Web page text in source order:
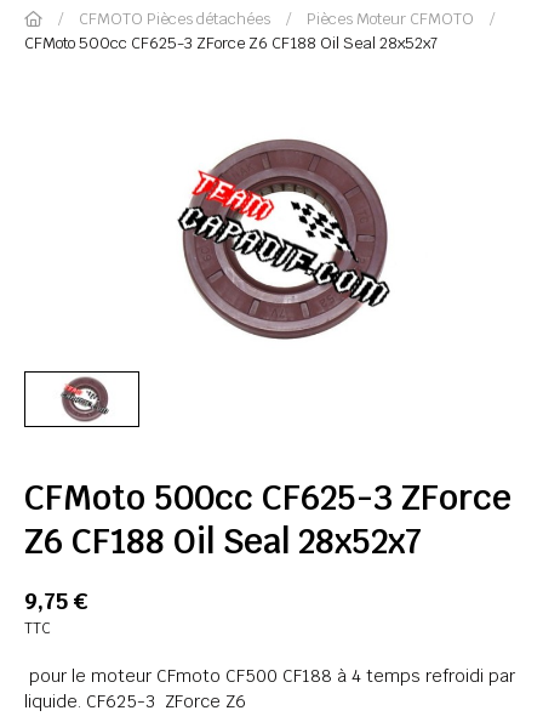
CFMOTO Pièces détachées
Pièces Moteur CFMOTO
CFMoto 500cc CF625-3 ZForce Z6 CF188 Oil Seal 28x52x7
CFMoto 500cc CF625-3 ZForce
Z6 CF188 Oil Seal 28x52x7
9,75 €
TTC
pour le moteur CFmoto CF500 CF188 à 4 temps refroidi par
liquide. CF625-3 ZForce Z6